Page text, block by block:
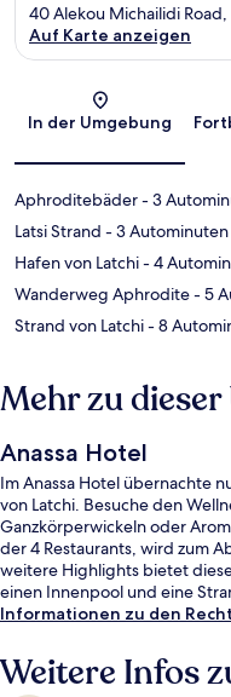
40 Alekou Michailidi
Auf Karte anzeigen
In der Umgebung
Aphroditebäder- 3
Latsi Strand - 3 Autominuten
Hafen von Latchi- 4
Wanderweg Aphrodite- 5
Strand von Latchi- 8
Mehr zu
Anassa Hotel
Im Anassa Hotel übernachte
von Latchi. Besuche den
Ganzkörperwickeln oder
der 4 Restaurants, wird zum
weitere Highlights bietet
einen Innenpool und eine
Informationen zu den
Weitere Infos